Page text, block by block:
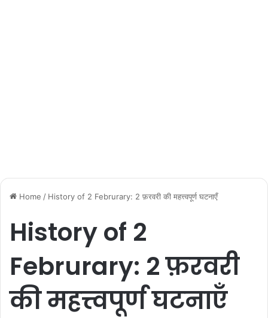
Home / History of 2 Februrary: 2 फ़रवरी की महत्त्वपूर्ण घटनाएँ
History of 2
Februrary: 2 फ़रवरी
की महत्त्वपूर्ण घटनाएँ